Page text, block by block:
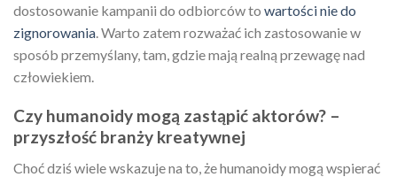
dostosowanie kampanii do odbiorców to wartości nie do
zignorowania . Warto zatem rozważać ich zastosowanie w
sposób przemyślany, tam, gdzie mają realną przewagę nad
człowiekiem.
Czy humanoidy mogą zastąpić aktorów? –
przyszłość branży kreatywnej
Choć dziś wiele wskazuje na to, że humanoidy mogą wspierać